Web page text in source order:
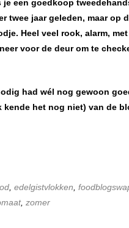
een goedkoop
twee jaar geleden, maar op
Heel veel rook, alarm,
voor de deur om te
had wél nog gewoon
kende het nog niet) van de
edelgistvlokken
, zomer